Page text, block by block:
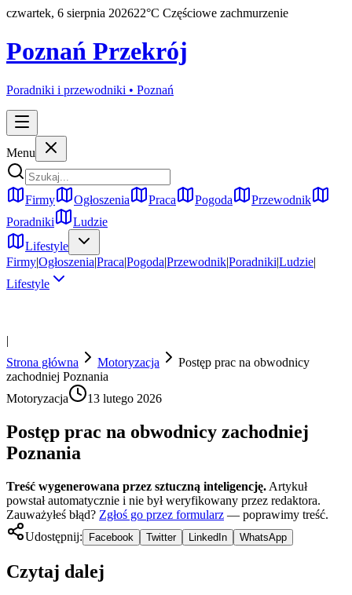
czwartek, 6 sierpnia 202622°C Częściowe zachmurzenie
Poznań Przekrój
Poradniki i przewodniki • Poznań
Menu
Firmy Ogłoszenia Praca Pogoda
Przewodnik
Poradniki
Ludzie
Lifestyle
Firmy|Ogłoszenia|Praca|Pogoda|Przewodnik|Poradniki|Ludzie|
Lifestyle
|
Strona główna
Motoryzacja
Postęp prac na obwodnicy
zachodniej Poznania
Motoryzacja
13 lutego 2026
Postęp prac na obwodnicy zachodniej
Poznania
Treść wygenerowana przez sztuczną inteligencję. Artykuł
powstał automatycznie i nie był weryfikowany przez redaktora.
Zauważyłeś błąd? Zgłoś go przez formularz — poprawimy treść.
Udostępnij:
Facebook Twitter LinkedIn WhatsApp
Czytaj dalej